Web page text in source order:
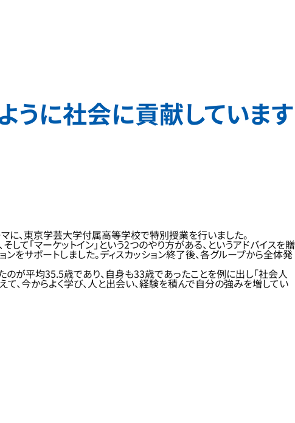
うに社会に貢献しています
に、東京学芸大学付属高等学校で特別授業を行いました。
て「マーケットイン」という2つのやり方がある、というアドバイスを贈
をサポートしました。ディスカッション終了後、各グループから全体発
が平均35.5歳であり、自身も33歳であったことを例に出し「社会人
、今からよく学び、人と出会い、経験を積んで自分の強みを増してい